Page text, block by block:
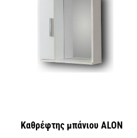
Καθρέφτης μπάνιου ALON